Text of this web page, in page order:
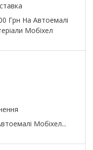
Грн На Автоемалі
Мобіхел
Мобіхел...